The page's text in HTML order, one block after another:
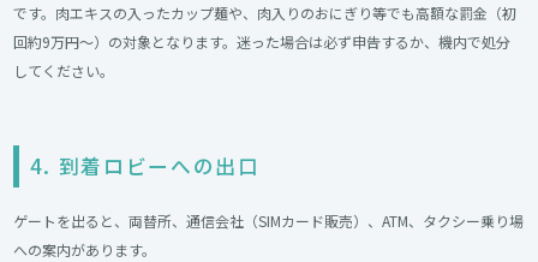
です。肉エキスの入ったカップ麺や、肉入りのおにぎり等でも高額な罰金（初
回約9万円〜）の対象となります。迷った場合は必ず申告するか、機内で処分
してください。
4. 到着ロビーへの出口
ゲートを出ると、両替所、通信会社（SIMカード販売）、ATM、タクシー乗り場
への案内があります。